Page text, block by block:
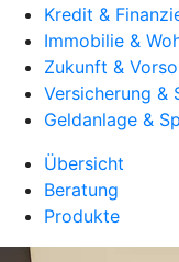
Kredit &
Immobilie &
Zukunft &
Versicherung &
Geldanlage &
Übersicht
Beratung
Produkte